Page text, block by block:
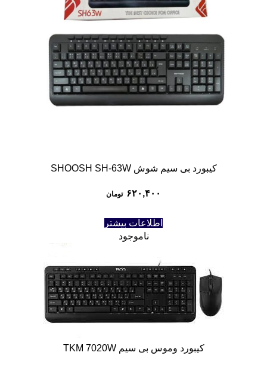
کیبورد بی سیم شوش SHOOSH SH-63W
۶۲۰,۴۰۰ تومان
اطلاعات بیشتر
ناموجود
کیبورد وموس بی سیم TKM 7020W